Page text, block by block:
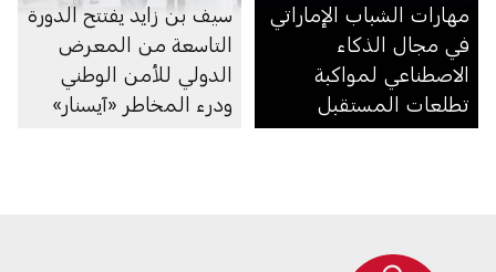
مهارات الشباب الإماراتي
في مجال الذكاء
الاصطناعي لمواكبة
تطلعات المستقبل
سيف بن زايد يفتتح الدورة
التاسعة من المعرض
الدولي للأمن الوطني
ودرء المخاطر «آيسنار»